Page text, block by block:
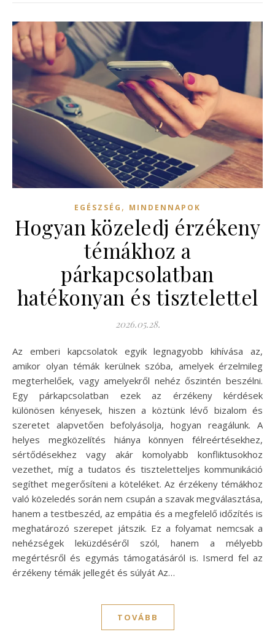
EGÉSZSÉG , MINDENNAPOK
Hogyan közeledj érzékeny
témákhoz a
párkapcsolatban
hatékonyan és tisztelettel
2026.05.28.
Az emberi kapcsolatok egyik legnagyobb kihívása az,
amikor olyan témák kerülnek szóba, amelyek érzelmileg
megterhelőek, vagy amelyekről nehéz őszintén beszélni.
Egy párkapcsolatban ezek az érzékeny kérdések
különösen kényesek, hiszen a köztünk lévő bizalom és
szeretet alapvetően befolyásolja, hogyan reagálunk. A
helyes megközelítés hiánya könnyen félreértésekhez,
sértődésekhez vagy akár komolyabb konfliktusokhoz
vezethet, míg a tudatos és tiszteletteljes kommunikáció
segíthet megerősíteni a köteléket. Az érzékeny témákhoz
való közeledés során nem csupán a szavak megválasztása,
hanem a testbeszéd, az empátia és a megfelelő időzítés is
meghatározó szerepet játszik. Ez a folyamat nemcsak a
nehézségek leküzdéséről szól, hanem a mélyebb
megértésről és egymás támogatásáról is. Ismerd fel az
érzékeny témák jellegét és súlyát Az…
TOVÁBB